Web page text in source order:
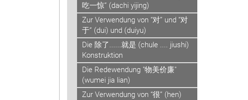
吃一惊” (dachi yijing)
Zur Verwendung von “对” und “对
于” (dui) und (duiyu)
Die 除了......就是 (chule .... jiushi)
Konstruktion
Die Redewendung "物美价廉"
(wumei jia lian)
Zur Verwendung von “很” (hen)